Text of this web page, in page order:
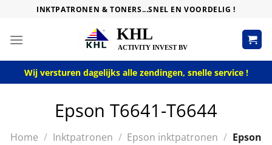
content
INKTPATRONEN & TONERS...SNEL EN VOORDELIG !
Wij versturen dagelijks alle zendingen, snelle service !
Epson T6641-T6644
Home / Inktpatronen / Epson inktpatronen / Epson